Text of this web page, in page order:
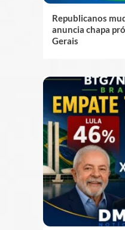
Republicanos
anuncia chapa
Gerais